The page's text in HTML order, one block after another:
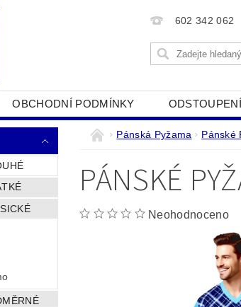
602 342 062
OBCHODNÍ PODMÍNKY
NAPIŠTE NÁM JAK POUŽÍVÁME
Pánská Pyžama Pánské
PÁNSKÉ
Neohodnoceno